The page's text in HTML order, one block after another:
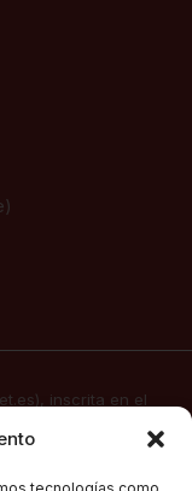
inscrita en el
Major Nº 115,